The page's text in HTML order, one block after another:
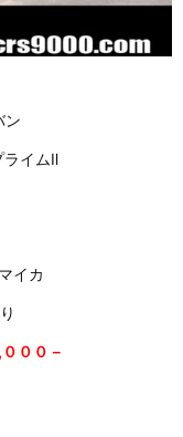
ン
イムⅡ
イカ
００－